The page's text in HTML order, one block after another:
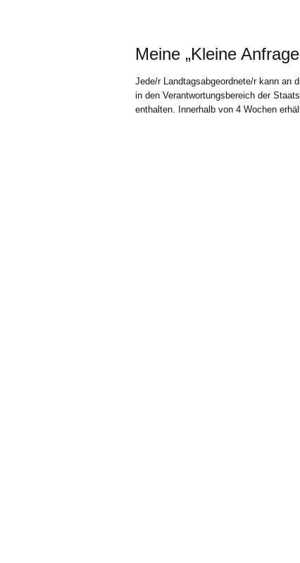
Meine „Kleine
Jede/r Landtagsabgeordnete/r kann an
in den Verantwortungsbereich der
enthalten. Innerhalb von 4 Wochen